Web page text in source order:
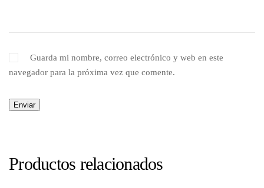
Guarda mi nombre, correo electrónico y web en este
navegador para la próxima vez que comente.
Productos relacionados